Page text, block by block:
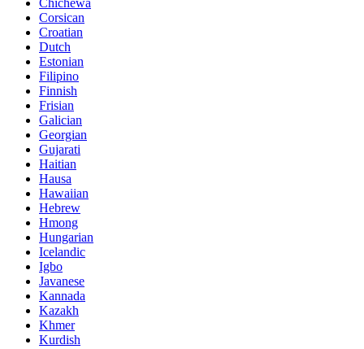
Chichewa
Corsican
Croatian
Dutch
Estonian
Filipino
Finnish
Frisian
Galician
Georgian
Gujarati
Haitian
Hausa
Hawaiian
Hebrew
Hmong
Hungarian
Icelandic
Igbo
Javanese
Kannada
Kazakh
Khmer
Kurdish